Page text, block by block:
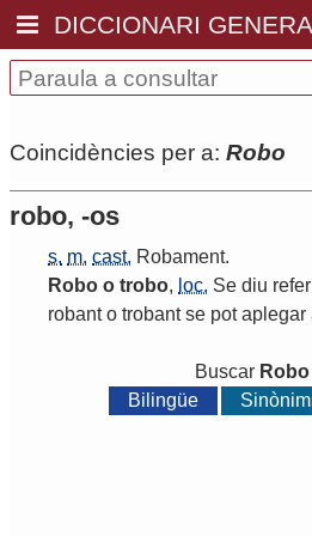
DICCIONARI
Coincidències per a: Robo
robo, -os
s. m. cast. Robament.
Robo o trobo, loc. Se diu
robant o trobant se pot aplegar
Buscar Robo
Bilingüe